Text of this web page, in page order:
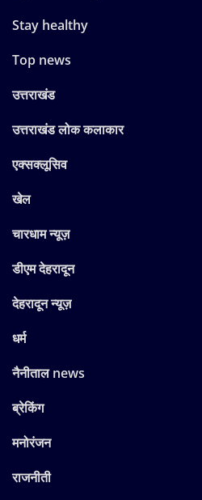
Stay healthy
Top news
उत्तराखंड
उत्तराखंड लोक कलाकार
एक्सक्लूसिव
खेल
चारधाम न्यूज़
डीएम देहरादून
देहरादून न्यूज़
धर्म
नैनीताल news
ब्रेकिंग
मनोरंजन
राजनीती